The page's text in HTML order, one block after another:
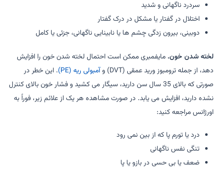
سردرد ناگهانی و شدید
اختلال در گفتار یا مشکل در درک گفتار
دوبینی، بیرون زدگی چشم ها یا نابینایی ناگهانی، جزئی یا کامل
لخته شدن خون. مایفمبری ممکن است احتمال لخته شدن خون را افزایش
دهد، از جمله ترومبوز ورید عمقی (DVT) و
آمبولی ریه (PE)
. این خطر در
صورتی که بالای 35 سال سن دارید، سیگار می کشید و فشار خون بالای کنترل
نشده دارید، افزایش می یابد. در صورت مشاهده هر یک از علائم زیر، فوراً به
اورژانس مراجعه کنید:
درد یا تورم پا که از بین نمی رود
تنگی نفس ناگهانی
ضعف یا بی حسی در بازو یا پا